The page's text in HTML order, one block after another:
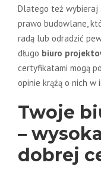
Dlatego też wybieraj
prawo budowlane,
radą lub odradzić
długo biuro
certyfikatami mogą
opinie krążą o nich w
Twoje
–
dobrej